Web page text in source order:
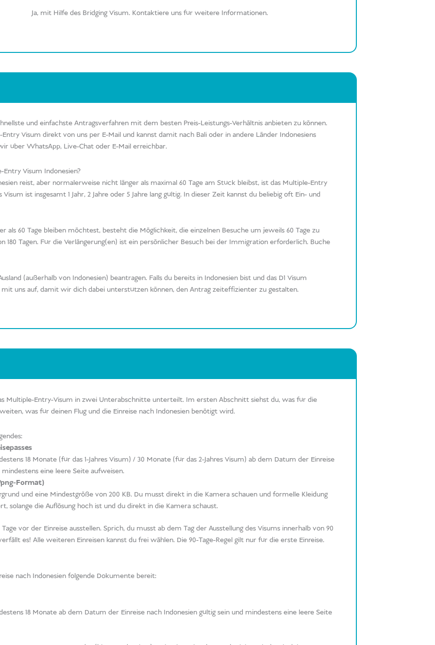
Ja, mit Hilfe des Bridging Visum. Kontaktiere uns für weitere Informationen.
und einfachste Antragsverfahren mit dem besten Preis-Leistungs-Verhältnis anbieten zu können.
Visum direkt von uns per E-Mail und kannst damit nach Bali oder in andere Länder Indonesiens
über WhatsApp, Live-Chat oder E-Mail erreichbar.
Visum Indonesien?
reist, aber normalerweise nicht länger als maximal 60 Tage am Stück bleibst, ist das Multiple-Entry
ist insgesamt 1 Jahr, 2 Jahre oder 5 Jahre lang gültig. In dieser Zeit kannst du beliebig oft Ein- und
als 60 Tage bleiben möchtest, besteht die Möglichkeit, die einzelnen Besuche um jeweils 60 Tage zu
180 Tagen. Für die Verlängerung(en) ist ein persönlicher Besuch bei der Immigration erforderlich. Buche
(außerhalb von Indonesien) beantragen. Falls du bereits in Indonesien bist und das D1 Visum
uns auf, damit wir dich dabei unterstützen können, den Antrag zeiteffizienter zu gestalten.
Multiple-Entry-Visum in zwei Unterabschnitte unterteilt. Im ersten Abschnitt siehst du, was für die
was für deinen Flug und die Einreise nach Indonesien benötigt wird.
18 Monate (für das 1-Jahres Visum) / 30 Monate (für das 2-Jahres Visum) ab dem Datum der Einreise
eine leere Seite aufweisen.
Format)
und eine Mindestgröße von 200 KB. Du musst direkt in die Kamera schauen und formelle Kleidung
solange die Auflösung hoch ist und du direkt in die Kamera schaust.
vor der Einreise ausstellen. Sprich, du musst ab dem Tag der Ausstellung des Visums innerhalb von 90
es! Alle weiteren Einreisen kannst du frei wählen. Die 90-Tage-Regel gilt nur für die erste Einreise.
nach Indonesien folgende Dokumente bereit:
18 Monate ab dem Datum der Einreise nach Indonesien gültig sein und mindestens eine leere Seite